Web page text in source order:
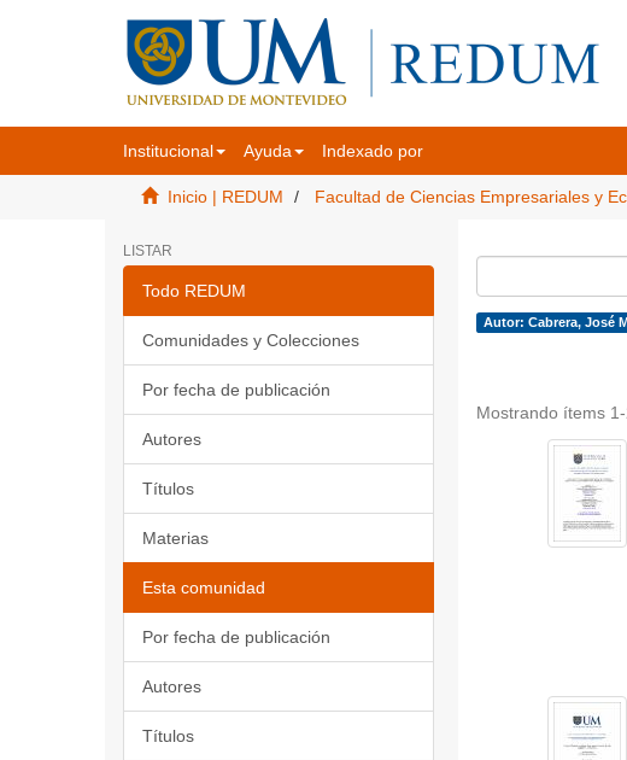
Institucional Ayuda Indexado por
Inicio | REDUM Facultad de Ciencias Empresariales y
LISTAR
Todo REDUM
Comunidades y Colecciones
Por fecha de publicación
Autores
Títulos
Materias
Esta comunidad
Por fecha de publicación
Autores
Títulos
Autor: Cabrera, José
Mostrando ítems